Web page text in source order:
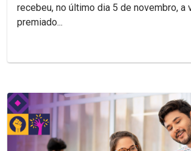
recebeu, no último dia 5 de novembro, a
premiado...